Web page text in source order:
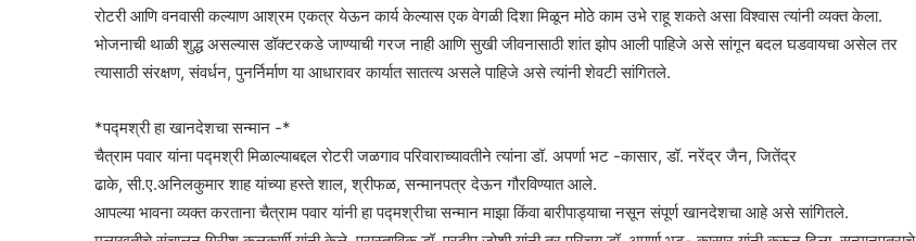
रोटरी आणि वनवासी कल्याण आश्रम एकत्र येऊन कार्य केल्यास एक वेगळी दिशा मिळून मोठे काम उभे राहू शकते असा विश्वास त्यांनी व्यक्त केला.
भोजनाची थाळी शुद्ध असल्यास डॉक्टरकडे जाण्याची गरज नाही आणि सुखी जीवनासाठी शांत झोप आली पाहिजे असे सांगून बदल घडवायचा असेल तर
त्यासाठी संरक्षण, संवर्धन, पुनर्निर्माण या आधारावर कार्यात सातत्य असले पाहिजे असे त्यांनी शेवटी सांगितले.
*पद्मश्री हा खानदेशचा सन्मान -*
चैत्राम पवार यांना पद्मश्री मिळाल्याबद्दल रोटरी जळगाव परिवाराच्यावतीने त्यांना डॉ. अपर्णा भट -कासार, डॉ. नरेंद्र जैन, जितेंद्र
ढाके, सी.ए.अनिलकुमार शाह यांच्या हस्ते शाल, श्रीफळ, सन्मानपत्र देऊन गौरविण्यात आले.
आपल्या भावना व्यक्त करताना चैत्राम पवार यांनी हा पद्मश्रीचा सन्मान माझा किंवा बारीपाड्याचा नसून संपूर्ण खानदेशचा आहे असे सांगितले.